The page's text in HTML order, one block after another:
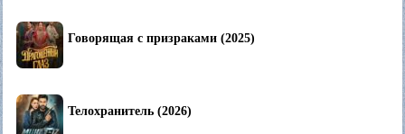
Говорящая с призраками (2025)
Телохранитель (2026)